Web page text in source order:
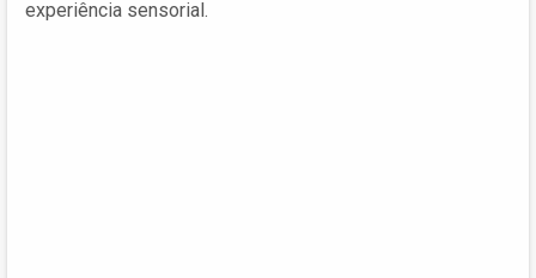
experiência sensorial.